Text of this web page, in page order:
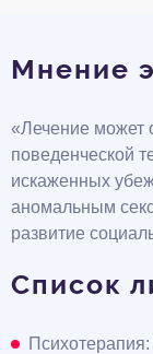
Мнение
«Лечение может
поведенческой
искаженных
аномальным
развитие
Список